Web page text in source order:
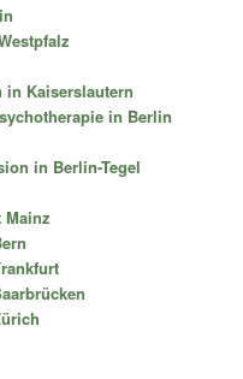
in Kaiserslautern
in Berlin
in Berlin-Tegel